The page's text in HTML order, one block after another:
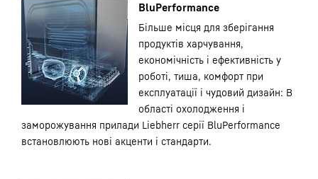
BluPerformance
Більше місця для зберігання
продуктів харчування,
економічність і ефективність у
роботі, тиша, комфорт при
експлуатації і чудовий дизайн: В
області охолодження і
заморожування прилади Liebherr серії BluPerformance
встановлюють нові акценти і стандарти.